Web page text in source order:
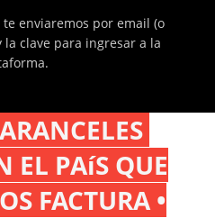
enviaremos por email (o
clave para ingresar a la
EL PAíS QUE
FACTURA •